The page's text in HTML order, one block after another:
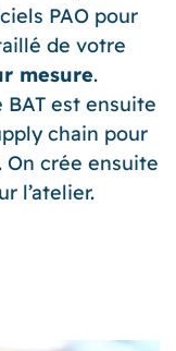
PAO pour
de votre
mesure.
BAT est ensuite
chain pour
crée ensuite
l’atelier.